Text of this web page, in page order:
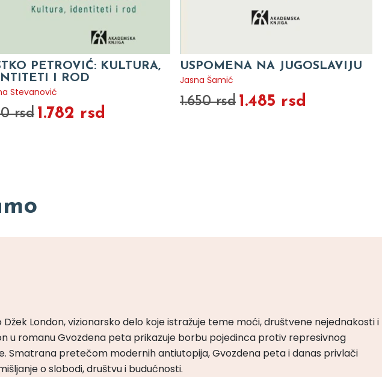
PETROVIĆ: KULTURA,
I ROD
Stevanović
rsd 1.782 rsd
USPOMENA NA JUGOSLAVIJU
Jasna Šamić
1.650 rsd 1.485 rsd
London, vizionarsko delo koje istražuje teme moći, društvene nejednakosti i
u romanu Gvozdena peta prikazuje borbu pojedinca protiv represivnog
Smatrana pretečom modernih antiutopija, Gvozdena peta i danas privlači
o slobodi, društvu i budućnosti.